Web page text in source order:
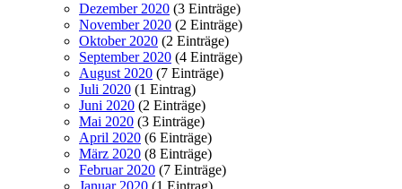
Dezember 2020 (3 Einträge)
November 2020 (2 Einträge)
Oktober 2020 (2 Einträge)
September 2020 (4 Einträge)
August 2020 (7 Einträge)
Juli 2020 (1 Eintrag)
Juni 2020 (2 Einträge)
Mai 2020 (3 Einträge)
April 2020 (6 Einträge)
März 2020 (8 Einträge)
Februar 2020 (7 Einträge)
Januar 2020 (1 Eintrag)